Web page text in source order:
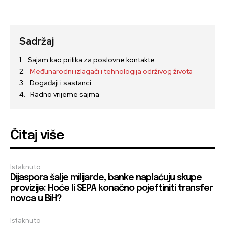
Sadržaj
Sajam kao prilika za poslovne kontakte
Međunarodni izlagači i tehnologija održivog života
Događaji i sastanci
Radno vrijeme sajma
Čitaj više
Istaknuto
Dijaspora šalje milijarde, banke naplaćuju skupe
provizije: Hoće li SEPA konačno pojeftiniti transfer
novca u BiH?
Istaknuto